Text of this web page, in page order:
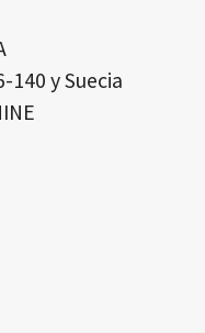
140 y Suecia